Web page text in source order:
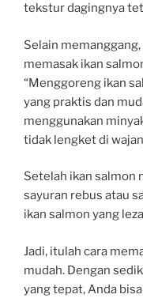
tekstur dagingnya
Selain
memasak ikan
“Menggoreng ikan
yang praktis dan
menggunakan
tidak lengket di
Setelah ikan salmon
sayuran rebus atau
ikan salmon yang
Jadi, itulah cara
mudah. Dengan
yang tepat, Anda